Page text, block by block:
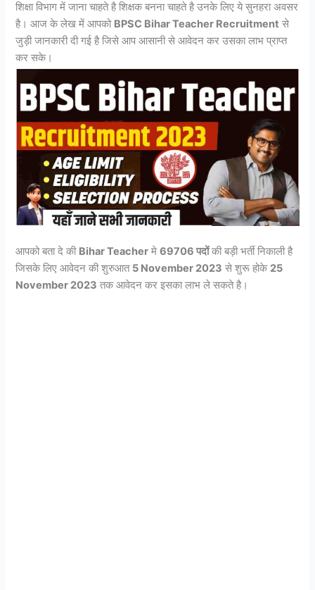
शिक्षा विभाग में जाना चाहते है शिक्षक बनना चाहते है उनके लिए ये सुनहरा अवसर
है। आज के लेख में आपको BPSC Bihar Teacher Recruitment से
जुड़ी जानकारी दी गई है जिसे आप आसानी से आवेदन कर उसका लाभ प्राप्त
कर सके।
आपको बता दे की Bihar Teacher मे69706 पदोंकी बड़ी भर्ती निकाली है
जिसके लिए आवेदन की शुरुआत 5 November 2023 से शुरू होके 25
November 2023 तक आवेदन कर इसका लाभ ले सकते है।